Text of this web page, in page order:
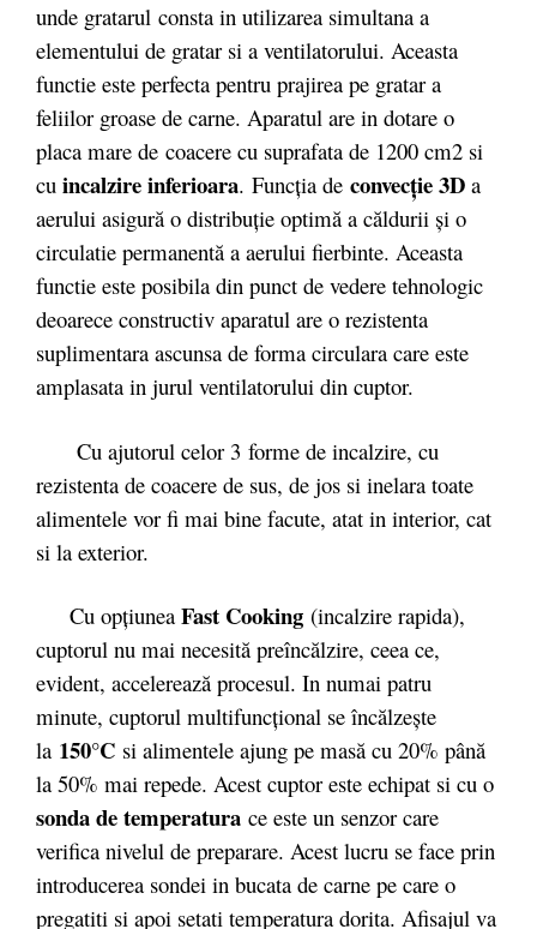
unde gratarul consta in utilizarea simultana a
elementului de gratar si a ventilatorului. Aceasta
functie este perfecta pentru prajirea pe gratar a
feliilor groase de carne. Aparatul are in dotare o
placa mare de coacere cu suprafata de 1200 cm2 si
cu incalzire inferioara. Funcţia de convecţie 3D a
aerului asigură o distribuţie optimă a căldurii şi o
circulatie permanentă a aerului fierbinte. Aceasta
functie este posibila din punct de vedere tehnologic
deoarece constructiv aparatul are o rezistenta
suplimentara ascunsa de forma circulara care este
amplasata in jurul ventilatorului din cuptor.
Cu ajutorul celor 3 forme de incalzire, cu
rezistenta de coacere de sus, de jos si inelara toate
alimentele vor fi mai bine facute, atat in interior, cat
si la exterior.
Cu opţiunea Fast Cooking (incalzire rapida),
cuptorul nu mai necesită preîncălzire, ceea ce,
evident, accelerează procesul. In numai patru
minute, cuptorul multifuncţional se încălzeşte
la 150°C si alimentele ajung pe masă cu 20% până
la 50% mai repede. Acest cuptor este echipat si cu o
sonda de temperatura ce este un senzor care
verifica nivelul de preparare. Acest lucru se face prin
introducerea sondei in bucata de carne pe care o
pregatiti si apoi setati temperatura dorita. Afisajul va